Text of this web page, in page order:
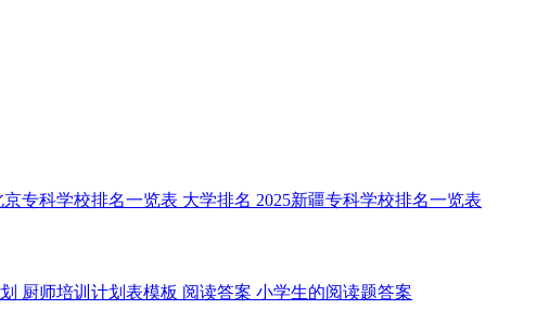
京专科学校排名一览表 大学排名 2025新疆专科学校排名一览表
厨师培训计划表模板 阅读答案 小学生的阅读题答案